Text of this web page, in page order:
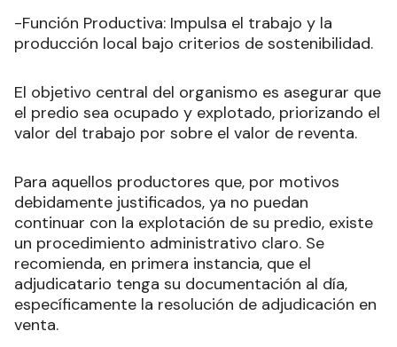
-Función Productiva: Impulsa el trabajo y la
producción local bajo criterios de sostenibilidad.
El objetivo central del organismo es asegurar que
el predio sea ocupado y explotado, priorizando el
valor del trabajo por sobre el valor de reventa.
Para aquellos productores que, por motivos
debidamente justificados, ya no puedan
continuar con la explotación de su predio, existe
un procedimiento administrativo claro. Se
recomienda, en primera instancia, que el
adjudicatario tenga su documentación al día,
específicamente la resolución de adjudicación en
venta.